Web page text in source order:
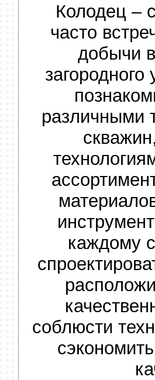
Колодец –
часто
добычи
загородного
различными
каждому
соблюсти